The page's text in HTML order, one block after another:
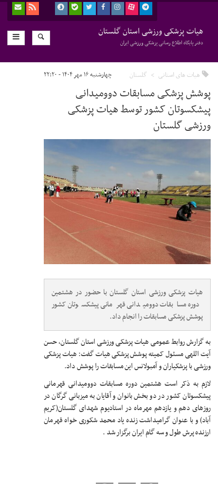
هیات پزشکی ورزشی استان گلستان
دفتر پایگاه اطلاع رسانی پزشکی ورزشی ایران
هیات های استانی گلستان چهارشنبه ۱۶ مهر ۱۴۰۴ - ۲۲:۲۰
پوشش پزشکی مسابقات دوومیدانی
پیشکسوتان کشور توسط هیات پزشکی
ورزشی گلستان
هیات پزشکی ورزشی استان گلستان با حضور در هشتمین
دوره مسابقات دوومیدانی قهرمانی پیشکسوتان کشور
پوشش پزشکی مسابقات را انجام داد.
به گزارش روابط عمومی هیات پزشکی ورزشی استان گلستان، حسن
آیت اللهی مسئول کمیته پوشش پزشکی هیات گفت: هیات پزشکی
ورزشی با پزشکیاران و آمبولانس این مسابقات را پوشش داد.
لازم به ذکر است هشتمین دوره مسابقات دوومیدانی قهرمانی
پیشکسوتان کشور در دو بخش بانوان و آقایان به میزبانی گرگان در
روزهای دهم و یازدهم مهرماه در استادیوم شهدای گلستان(کریم
آباد) و با عنوان گرامیداشت زنده یاد محمد شکوری خواه قهرمان
ارزنده پرش طول و سه گام ایران برگزار شد.